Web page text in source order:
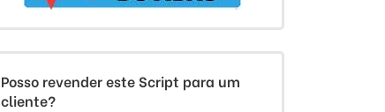
Posso revender este Script para um
cliente?